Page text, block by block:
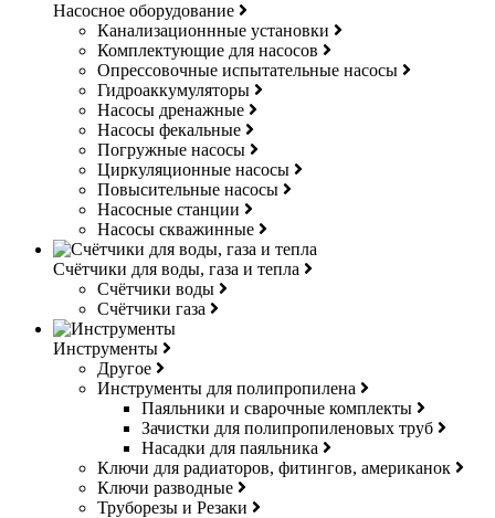
Насосное оборудование
Канализационнные установки
Комплектующие для насосов
Опрессовочные испытательные насосы
Гидроаккумуляторы
Насосы дренажные
Насосы фекальные
Погружные насосы
Циркуляционные насосы
Повысительные насосы
Насосные станции
Насосы скважинные
Счётчики для воды, газа и тепла
Счётчики воды
Счётчики газа
Инструменты
Другое
Инструменты для полипропилена
Паяльники и сварочные комплекты
Зачистки для полипропиленовых труб
Насадки для паяльника
Ключи для радиаторов, фитингов, американок
Ключи разводные
Труборезы и Резаки